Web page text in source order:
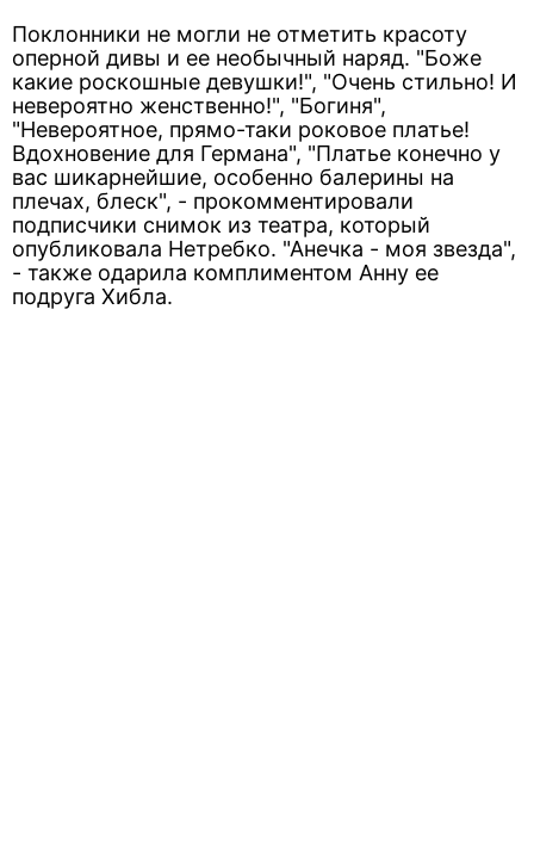
Поклонники не могли не отметить красоту
оперной дивы и ее необычный наряд. "Боже
какие роскошные девушки!", "Очень стильно! И
невероятно женственно!", "Богиня",
"Невероятное, прямо-таки роковое платье!
Вдохновение для Германа", "Платье конечно у
вас шикарнейшие, особенно балерины на
плечах, блеск", - прокомментировали
подписчики снимок из театра, который
опубликовала Нетребко. "Анечка - моя звезда",
- также одарила комплиментом Анну ее
подруга Хибла.